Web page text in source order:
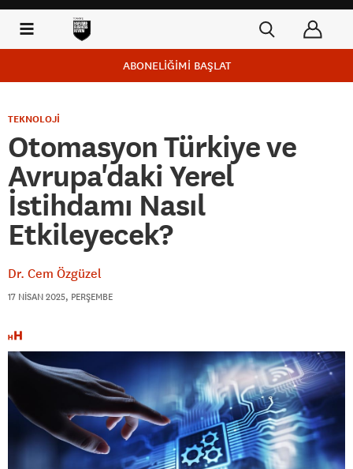
ABONELİĞİMİ BAŞLAT
TEKNOLOJİ
Otomasyon Türkiye ve
Avrupa'daki Yerel
İstihdamı Nasıl
Etkileyecek?
Dr. Cem Özgüzel
17 NISAN 2025, PERŞEMBE